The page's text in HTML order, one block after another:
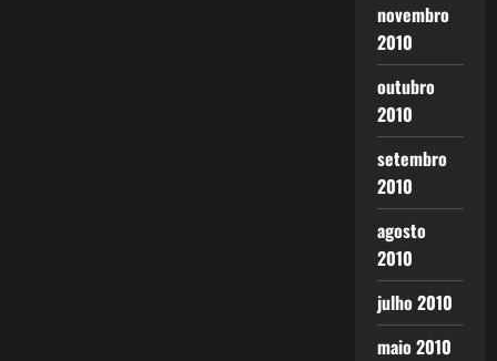
novembro
2010
outubro
2010
setembro
2010
agosto
2010
julho 2010
maio 2010